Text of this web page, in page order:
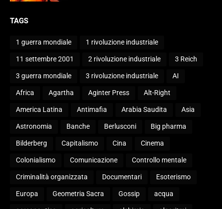
TAGS
1 guerra mondiale 1 rivoluzione industriale
11 settembre 2001 2 rivoluzione industriale 3 Reich
3 guerra mondiale 3 rivoluzione industriale AI
Africa Agartha Aginter Press Alt-Right
America Latina Antimafia Arabia Saudita Asia
Astronomia Banche Berlusconi Big pharma
Bilderberg Capitalismo Cina Cinema
Colonialismo Comunicazione Controllo mentale
Criminalità organizzata Documentari Esoterismo
Europa Geometria Sacra Gossip acqua